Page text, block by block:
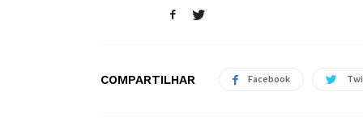
COMPARTILHAR Facebook